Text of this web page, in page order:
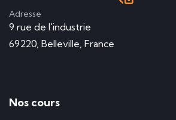
Adresse
9 rue de l'industrie
69220, Belleville, France
Nos cours